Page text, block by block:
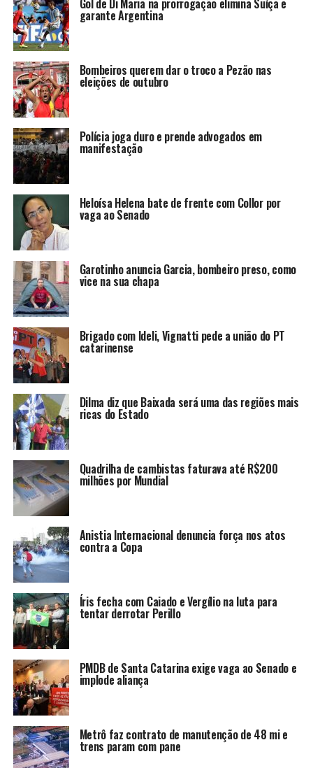
Gol de Di Maria na prorrogação elimina Suíça e
garante Argentina
Bombeiros querem dar o troco a Pezão nas
eleições de outubro
Polícia joga duro e prende advogados em
manifestação
Heloísa Helena bate de frente com Collor por
vaga ao Senado
Garotinho anuncia Garcia, bombeiro preso, como
vice na sua chapa
Brigado com Ideli, Vignatti pede a união do PT
catarinense
Dilma diz que Baixada será uma das regiões mais
ricas do Estado
Quadrilha de cambistas faturava até R$200
milhões por Mundial
Anistia Internacional denuncia força nos atos
contra a Copa
Íris fecha com Caiado e Vergílio na luta para
tentar derrotar Perillo
PMDB de Santa Catarina exige vaga ao Senado e
implode aliança
Metrô faz contrato de manutenção de 48 mi e
trens param com pane